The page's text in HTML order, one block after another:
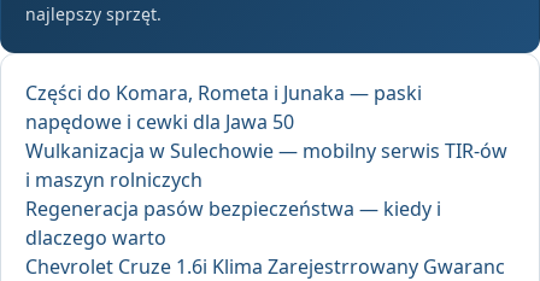
najlepszy sprzęt.
Części do Komara, Rometa i Junaka — paski
napędowe i cewki dla Jawa 50
Wulkanizacja w Sulechowie — mobilny serwis TIR-ów
i maszyn rolniczych
Regeneracja pasów bezpieczeństwa — kiedy i
dlaczego warto
Chevrolet Cruze 1.6i Klima Zarejestrrowany Gwaranc